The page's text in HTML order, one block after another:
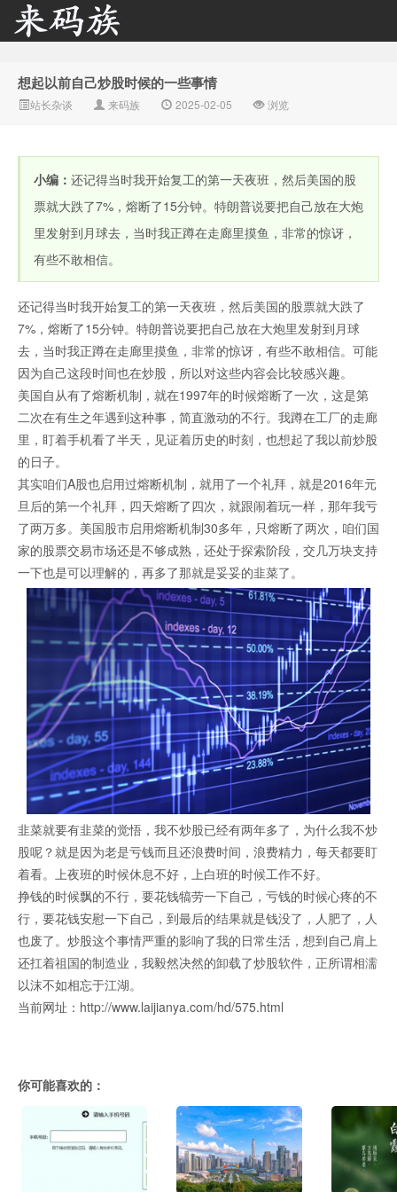
来码族 - 分享在线短信资
源接收资讯,手机短信验
证码网站
想起以前自己炒股时候的一些事情
站长杂谈 来码族 2025-02-05 浏览
小编： 还记得当时我开始复工的第一天夜班，然后美国的股
票就大跌了7%，熔断了15分钟。特朗普说要把自己放在大炮
里发射到月球去，当时我正蹲在走廊里摸鱼，非常的惊讶，
有些不敢相信。
还记得当时我开始复工的第一天夜班，然后美国的股票就大跌了
7%，熔断了15分钟。特朗普说要把自己放在大炮里发射到月球
去，当时我正蹲在走廊里摸鱼，非常的惊讶，有些不敢相信。可能
因为自己这段时间也在炒股，所以对这些内容会比较感兴趣。
美国自从有了熔断机制，就在1997年的时候熔断了一次，这是第
二次在有生之年遇到这种事，简直激动的不行。我蹲在工厂的走廊
里，盯着手机看了半天，见证着历史的时刻，也想起了我以前炒股
的日子。
其实咱们A股也启用过熔断机制，就用了一个礼拜，就是2016年元
旦后的第一个礼拜，四天熔断了四次，就跟闹着玩一样，那年我亏
了两万多。美国股市启用熔断机制30多年，只熔断了两次，咱们国
家的股票交易市场还是不够成熟，还处于探索阶段，交几万块支持
一下也是可以理解的，再多了那就是妥妥的韭菜了。
韭菜就要有韭菜的觉悟，我不炒股已经有两年多了，为什么我不炒
股呢？就是因为老是亏钱而且还浪费时间，浪费精力，每天都要盯
着看。上夜班的时候休息不好，上白班的时候工作不好。
挣钱的时候飘的不行，要花钱犒劳一下自己，亏钱的时候心疼的不
行，要花钱安慰一下自己，到最后的结果就是钱没了，人肥了，人
也废了。炒股这个事情严重的影响了我的日常生活，想到自己肩上
还扛着祖国的制造业，我毅然决然的卸载了炒股软件，正所谓相濡
以沫不如相忘于江湖。
当前网址：http://www.laijianya.com/hd/575.html
你可能喜欢的：